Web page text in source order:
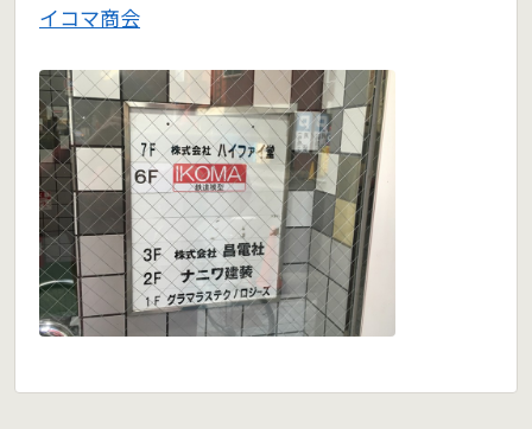
イコマ商会